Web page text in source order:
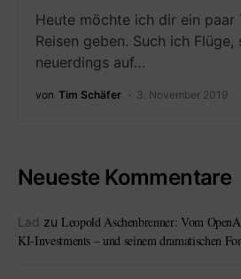
Heute möchte ich dir ein paar
Reisen geben. Such ich Flüge,
neuerdings auf…
von Tim Schäfer 3. November 2019
Neueste Kommentare
Lad zu Leopold Aschenbrenner: Vom
KI-Investments – und seinem dramatischen